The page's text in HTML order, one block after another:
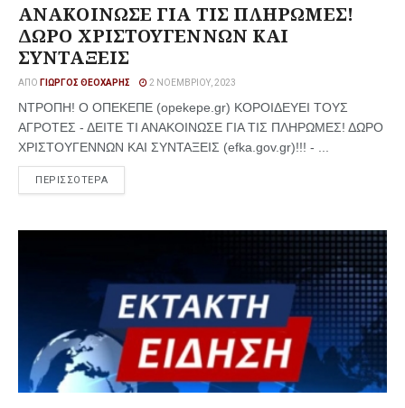
ΑΝΑΚΟΙΝΩΣΕ ΓΙΑ ΤΙΣ ΠΛΗΡΩΜΕΣ!
ΔΩΡΟ ΧΡΙΣΤΟΥΓΕΝΝΩΝ ΚΑΙ
ΣΥΝΤΑΞΕΙΣ
ΑΠΌ ΓΙΏΡΓΟΣ ΘΕΟΧΆΡΗΣ 2 ΝΟΕΜΒΡΊΟΥ, 2023
ΝΤΡΟΠΗ! Ο ΟΠΕΚΕΠΕ (opekepe.gr) ΚΟΡΟΙΔΕΥΕΙ ΤΟΥΣ
ΑΓΡΟΤΕΣ - ΔΕΙΤΕ ΤΙ ΑΝΑΚΟΙΝΩΣΕ ΓΙΑ ΤΙΣ ΠΛΗΡΩΜΕΣ! ΔΩΡΟ
ΧΡΙΣΤΟΥΓΕΝΝΩΝ ΚΑΙ ΣΥΝΤΑΞΕΙΣ (efka.gov.gr)!!! - ...
ΠΕΡΙΣΣΟΤΕΡΑ